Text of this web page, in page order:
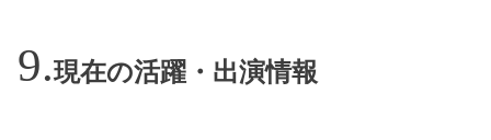
現在の活躍・出演情報